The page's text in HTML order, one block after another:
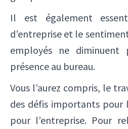
Il est également
d’entreprise et le
employés ne diminuent
présence au bureau.
Vous l’aurez compris, le
des défis importants pour
pour l’entreprise. Pour